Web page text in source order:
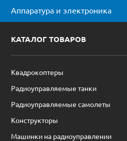
Аппаратура и электроника
КАТАЛОГ ТОВАРОВ
Квадрокоптеры
Радиоуправляемые танки
Радиоуправляемые самолеты
Конструкторы
Машинки на радиоуправлении